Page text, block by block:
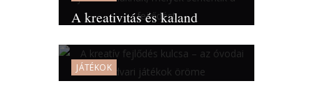
A kreativitás és kaland
melyek serkentik a fejlődést
JÁTÉKOK